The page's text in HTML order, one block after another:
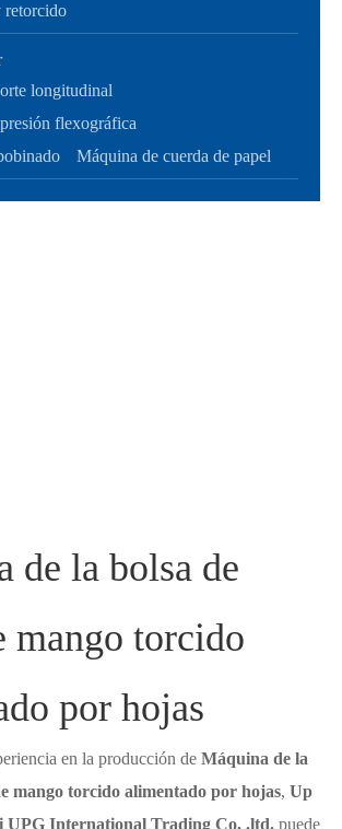
retorcido
longitudinal
flexográfica
Máquina de cuerda de papel
de la bolsa de
mango torcido
por hojas
en la producción de Máquina de la
mango torcido alimentado por hojas, Up
UPG International Trading Co, .ltd. puede